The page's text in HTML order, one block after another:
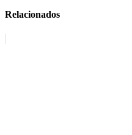
Relacionados